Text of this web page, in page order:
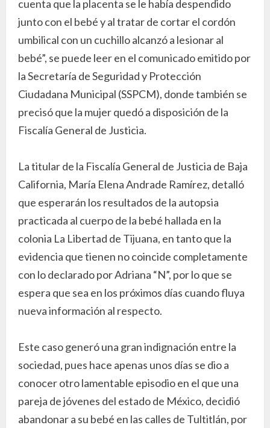
cuenta que la placenta se le había despendido
junto con el bebé y al tratar de cortar el cordón
umbilical con un cuchillo alcanzó a lesionar al
bebé”, se puede leer en el comunicado emitido por
la Secretaría de Seguridad y Protección
Ciudadana Municipal (SSPCM), donde también se
precisó que la mujer quedó a disposición de la
Fiscalía General de Justicia.
La titular de la Fiscalía General de Justicia de Baja
California, María Elena Andrade Ramírez, detalló
que esperarán los resultados de la autopsia
practicada al cuerpo de la bebé hallada en la
colonia La Libertad de Tijuana, en tanto que la
evidencia que tienen no coincide completamente
con lo declarado por Adriana “N”, por lo que se
espera que sea en los próximos días cuando fluya
nueva información al respecto.
Este caso generó una gran indignación entre la
sociedad, pues hace apenas unos días se dio a
conocer otro lamentable episodio en el que una
pareja de jóvenes del estado de México, decidió
abandonar a su bebé en las calles de Tultitlán, por